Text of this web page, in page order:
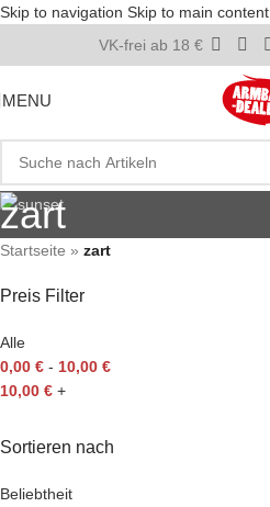
Skip to navigation Skip to main content
VK-frei ab 18 €
MENU
zart
Startseite » zart
Preis Filter
Alle
0,00 € - 10,00 €
10,00 € +
Sortieren nach
Beliebtheit